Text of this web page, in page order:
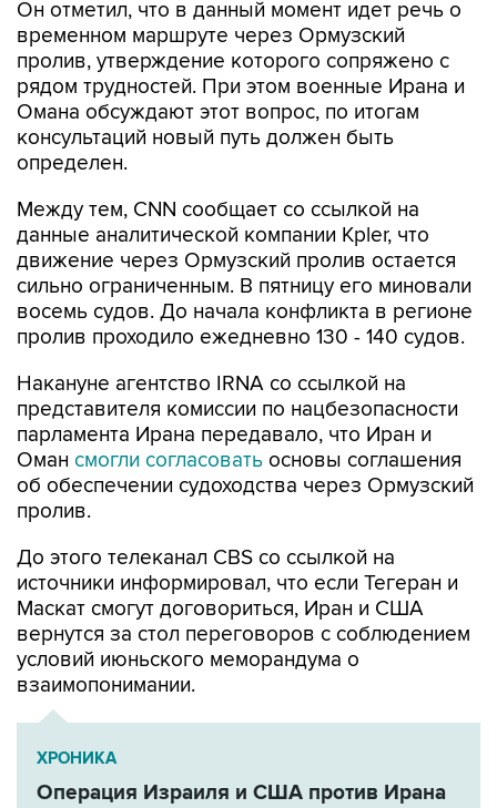
Он отметил, что в данный момент идет речь о
временном маршруте через Ормузский
пролив, утверждение которого сопряжено с
рядом трудностей. При этом военные Ирана и
Омана обсуждают этот вопрос, по итогам
консультаций новый путь должен быть
определен.
Между тем, CNN сообщает со ссылкой на
данные аналитической компании Kpler, что
движение через Ормузский пролив остается
сильно ограниченным. В пятницу его миновали
восемь судов. До начала конфликта в регионе
пролив проходило ежедневно 130 - 140 судов.
Накануне агентство IRNA со ссылкой на
представителя комиссии по нацбезопасности
парламента Ирана передавало, что Иран и
Оман смогли согласовать основы соглашения
об обеспечении судоходства через Ормузский
пролив.
До этого телеканал CBS со ссылкой на
источники информировал, что если Тегеран и
Маскат смогут договориться, Иран и США
вернутся за стол переговоров с соблюдением
условий июньского меморандума о
взаимопонимании.
ХРОНИКА
Операция Израиля и США против Ирана